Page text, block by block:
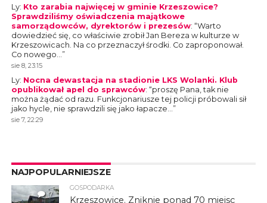
Ly: Kto zarabia najwięcej w gminie Krzeszowice?
Sprawdziliśmy oświadczenia majątkowe
samorządowców, dyrektorów i prezesów: “Warto
dowiedzieć się, co właściwie zrobił Jan Bereza w kulturze w
Krzeszowicach. Na co przeznaczył środki. Co zaproponował.
Co nowego…”
sie 8, 23:15
Ly: Nocna dewastacja na stadionie LKS Wolanki. Klub
opublikował apel do sprawców: “proszę Pana, tak nie
można żądać od razu. Funkcjonariusze tej policji próbowali sił
jako hycle, nie sprawdzili się jako łapacze…”
sie 7, 22:29
NAJPOPULARNIEJSZE
7
GOSPODARKA
Krzeszowice. Zniknie ponad 70 miejsc